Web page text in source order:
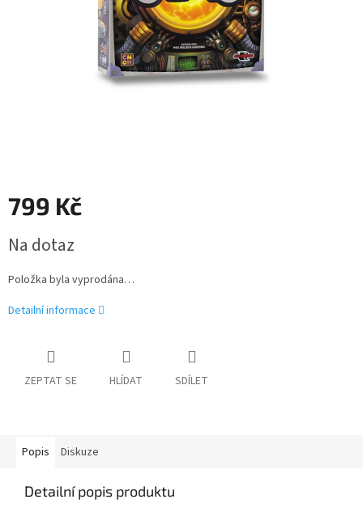
799 Kč
cena:
Na dotaz
Položka byla vyprodána…
Detailní informace
ZEPTAT SE HLÍDAT SDÍLET
Popis Diskuze
Detailní popis produktu